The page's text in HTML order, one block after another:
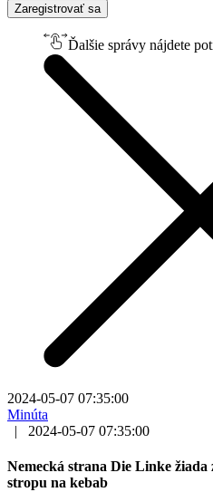
Zaregistrovať sa
Ďalšie správy nájdete
2024-05-07 07:35:00
Minúta
|
2024-05-07 07:35:00
Nemecká strana Die Linke žiada
stropu na kebab